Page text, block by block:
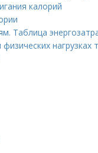
калорий
Таблица